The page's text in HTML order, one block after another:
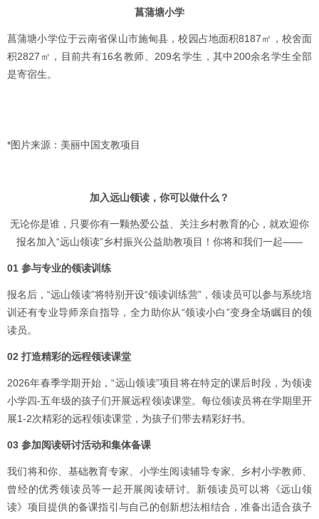
菖蒲塘小学
菖蒲塘小学位于云南省保山市施甸县，校园占地面积8187㎡，校舍面
积2827㎡，目前共有16名教师、209名学生，其中200余名学生全部
是寄宿生。
*图片来源：美丽中国支教项目
加入远山领读，你可以做什么？
无论你是谁，只要你有一颗热爱公益、关注乡村教育的心，就欢迎你
报名加入“远山领读”乡村振兴公益助教项目！你将和我们一起——
01 参与专业的领读训练
报名后，“远山领读”将特别开设“领读训练营”，领读员可以参与系统培
训还有专业导师亲自指导，全力助你从“领读小白”变身全场瞩目的领
读员。
02 打造精彩的远程领读课堂
2026年春季学期开始，“远山领读”项目将在特定的课后时段，为领读
小学四-五年级的孩子们开展远程领读课堂。每位领读员将在学期里开
展1-2次精彩的远程领读课堂，为孩子们带去精彩好书。
03 参加阅读研讨活动和集体备课
我们将和你、基础教育专家、小学生阅读辅导专家、乡村小学教师、
曾经的优秀领读员等一起开展阅读研讨。新领读员可以将《远山领
读》项目提供的备课指引与自己的创新想法相结合，准备出适合孩子